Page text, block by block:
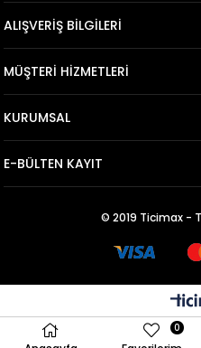
ALIŞVERİŞ BİLGİLERİ
MÜŞTERİ HİZMETLERİ
KURUMSAL
E-BÜLTEN KAYIT
© 2019 Ticimax -
0